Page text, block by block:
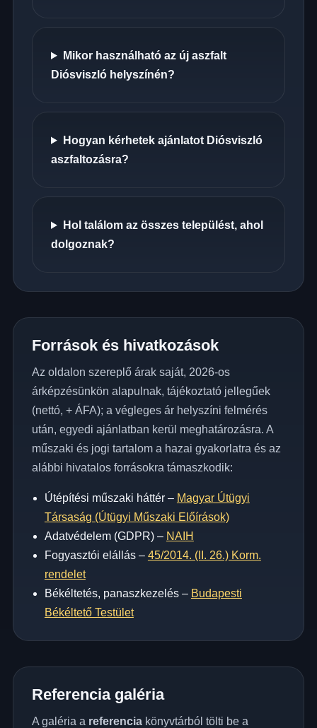
Mikor használható az új aszfalt
Diósviszló helyszínén?
Hogyan kérhetek ajánlatot Diósviszló
aszfaltozásra?
Hol találom az összes települést, ahol
dolgoznak?
Források és hivatkozások
Az oldalon szereplő árak saját, 2026-os
árképzésünkön alapulnak, tájékoztató jellegűek
(nettó, + ÁFA); a végleges ár helyszíni felmérés
után, egyedi ajánlatban kerül meghatározásra. A
műszaki és jogi tartalom a hazai gyakorlatra és az
alábbi hivatalos forrásokra támaszkodik:
Útépítési műszaki háttér – Magyar Útügyi
Társaság (Útügyi Műszaki Előírások)
Adatvédelem (GDPR) – NAIH
Fogyasztói elállás – 45/2014. (II. 26.) Korm.
rendelet
Békéltetés, panaszkezelés – Budapesti
Békéltető Testület
Referencia galéria
A galéria a referenciakönyvtárból tölti be a